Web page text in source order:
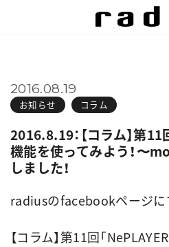
お知らせ コラム
2016.08.19
2016.8.19：【コラム】第
機能を使ってみよう！〜
しました！
radiusのfacebookページに
【コラム】第11回「